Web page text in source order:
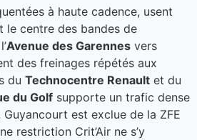
à haute cadence, usent
le centre des bandes de
Avenue des Garennes vers
des freinages répétés aux
du Technocentre Renault et du
du Golf supporte un trafic dense
est exclue de la ZFE
restriction Crit’Air ne s’y